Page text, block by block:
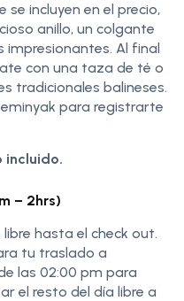
se incluyen en el precio,
anillo, un colgante
impresionantes. Al final
con una taza de té o
tradicionales balineses.
para registrarte
incluido.
– 2hrs)
hasta el check out.
tu traslado a
las 02:00 pm para
el resto del día libre a